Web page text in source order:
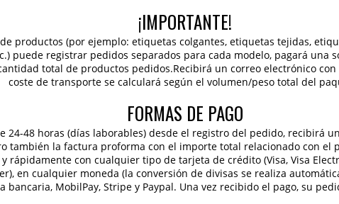
¡IMPORTANTE!
productos (por ejemplo: etiquetas colgantes, etiquetas tejidas,
puede registrar pedidos separados para cada modelo, pagará una
total de productos pedidos.Recibirá un correo electrónico
coste de transporte se calculará según el volumen/peso total del
FORMAS DE PAGO
24-48 horas (días laborables) desde el registro del pedido, recibirá
también la factura proforma con el importe total relacionado con el
rápidamente con cualquier tipo de tarjeta de crédito (Visa, Visa
en cualquier moneda (la conversión de divisas se realiza
bancaria, MobilPay, Stripe y Paypal. Una vez recibido el pago, su